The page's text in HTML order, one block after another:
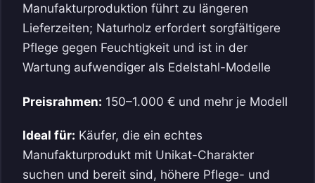
Manufakturproduktion führt zu längeren
Lieferzeiten; Naturholz erfordert sorgfältigere
Pflege gegen Feuchtigkeit und ist in der
Wartung aufwendiger als Edelstahl-Modelle
Preisrahmen: 150–1.000 € und mehr je Modell
Ideal für: Käufer, die ein echtes
Manufakturprodukt mit Unikat-Charakter
suchen und bereit sind, höhere Pflege- und